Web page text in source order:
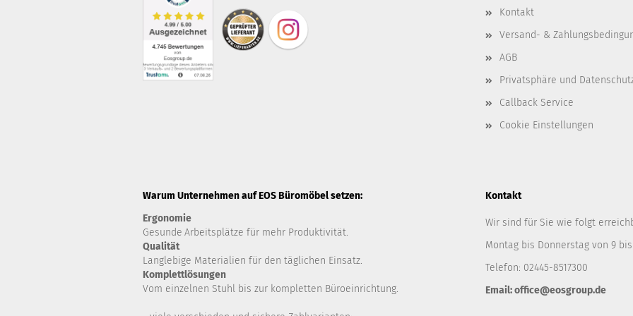
Kontakt
Versand- &
AGB
Privatsphäre und
Callback Service
Cookie Einstellungen
Warum Unternehmen auf EOS Büromöbel setzen:
Ergonomie
Gesunde Arbeitsplätze für mehr Produktivität.
Qualität
Langlebige Materialien für den täglichen Einsatz.
Komplettlösungen
Vom einzelnen Stuhl bis zur kompletten Büroeinrichtung.
Kontakt
Wir sind für Sie wie folgt
Montag bis Donnerstag von 9 bis
Telefon: 02445-8517300
Email: office@eosgroup.de